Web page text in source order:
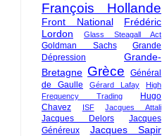
François Hollande
Front National
Frédéric
Lordon
Glass Steagall Act
Goldman Sachs
Grande
Dépression
Grande-
Bretagne Grèce
Général
de Gaulle
Gérard Lafay
High
Frequency Trading
Hugo
Chavez
ISF Jacques Attali
Jacques Delors
Jacques
Généreux
Jacques Sapir